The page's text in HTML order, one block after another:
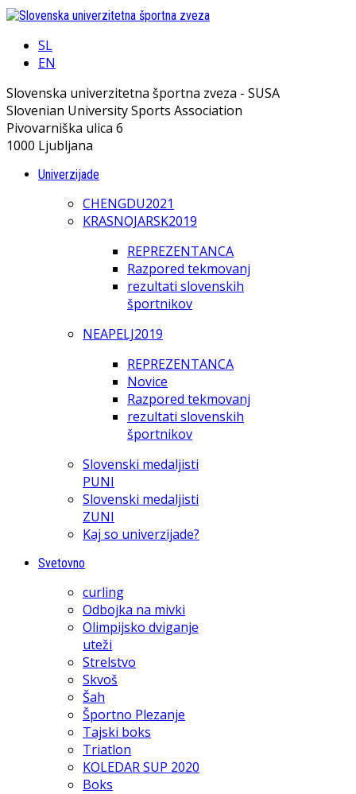
SL
EN
Slovenska univerzitetna športna zveza - SUSA
Slovenian University Sports Association
Pivovarniška ulica 6
1000 Ljubljana
Univerzijade
CHENGDU2021
KRASNOJARSK2019
REPREZENTANCA
Razpored tekmovanj
rezultati slovenskih
športnikov
NEAPELJ2019
REPREZENTANCA
Novice
Razpored tekmovanj
rezultati slovenskih
športnikov
Slovenski medaljisti
PUNI
Slovenski medaljisti
ZUNI
Kaj so univerzijade?
Svetovno
curling
Odbojka na mivki
Olimpijsko dviganje
uteži
Strelstvo
Skvoš
Šah
Športno Plezanje
Tajski boks
Triatlon
KOLEDAR SUP 2020
Boks